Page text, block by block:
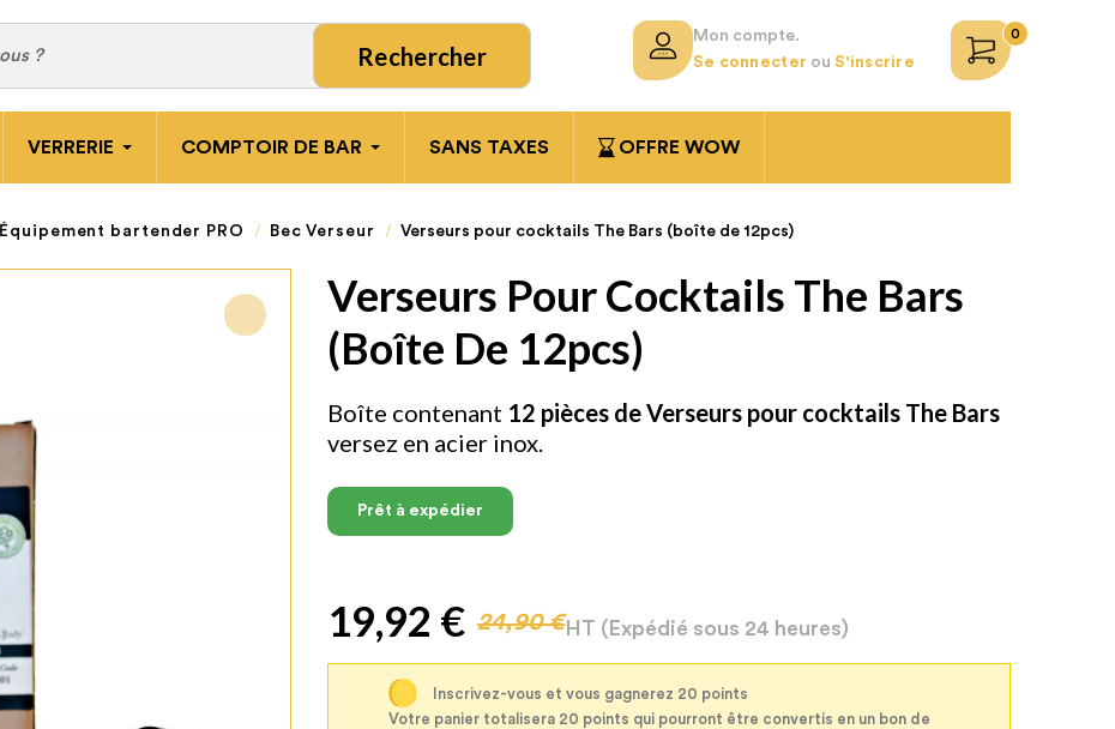
Rechercher
Mon compte.
Se connecter ou S'inscrire
0
VERRERIE COMPTOIR DE BAR SANS TAXES OFFRE WOW
Équipement bartender PRO Bec Verseur Verseurs pour cocktails The Bars (boîte de 12pcs)
Verseurs Pour Cocktails The Bars
(boîte De 12pcs)
Boîte contenant 12 pièces deVerseurs pour cocktails The Bars
versez en acier inox.
Prêt à expédier
19,92 € 24,90 €HT (Expédié sous 24 heures)
Inscrivez-vous et vous gagnerez 20 points
Votre panier totalisera 20 points qui pourront être convertis en un bon de